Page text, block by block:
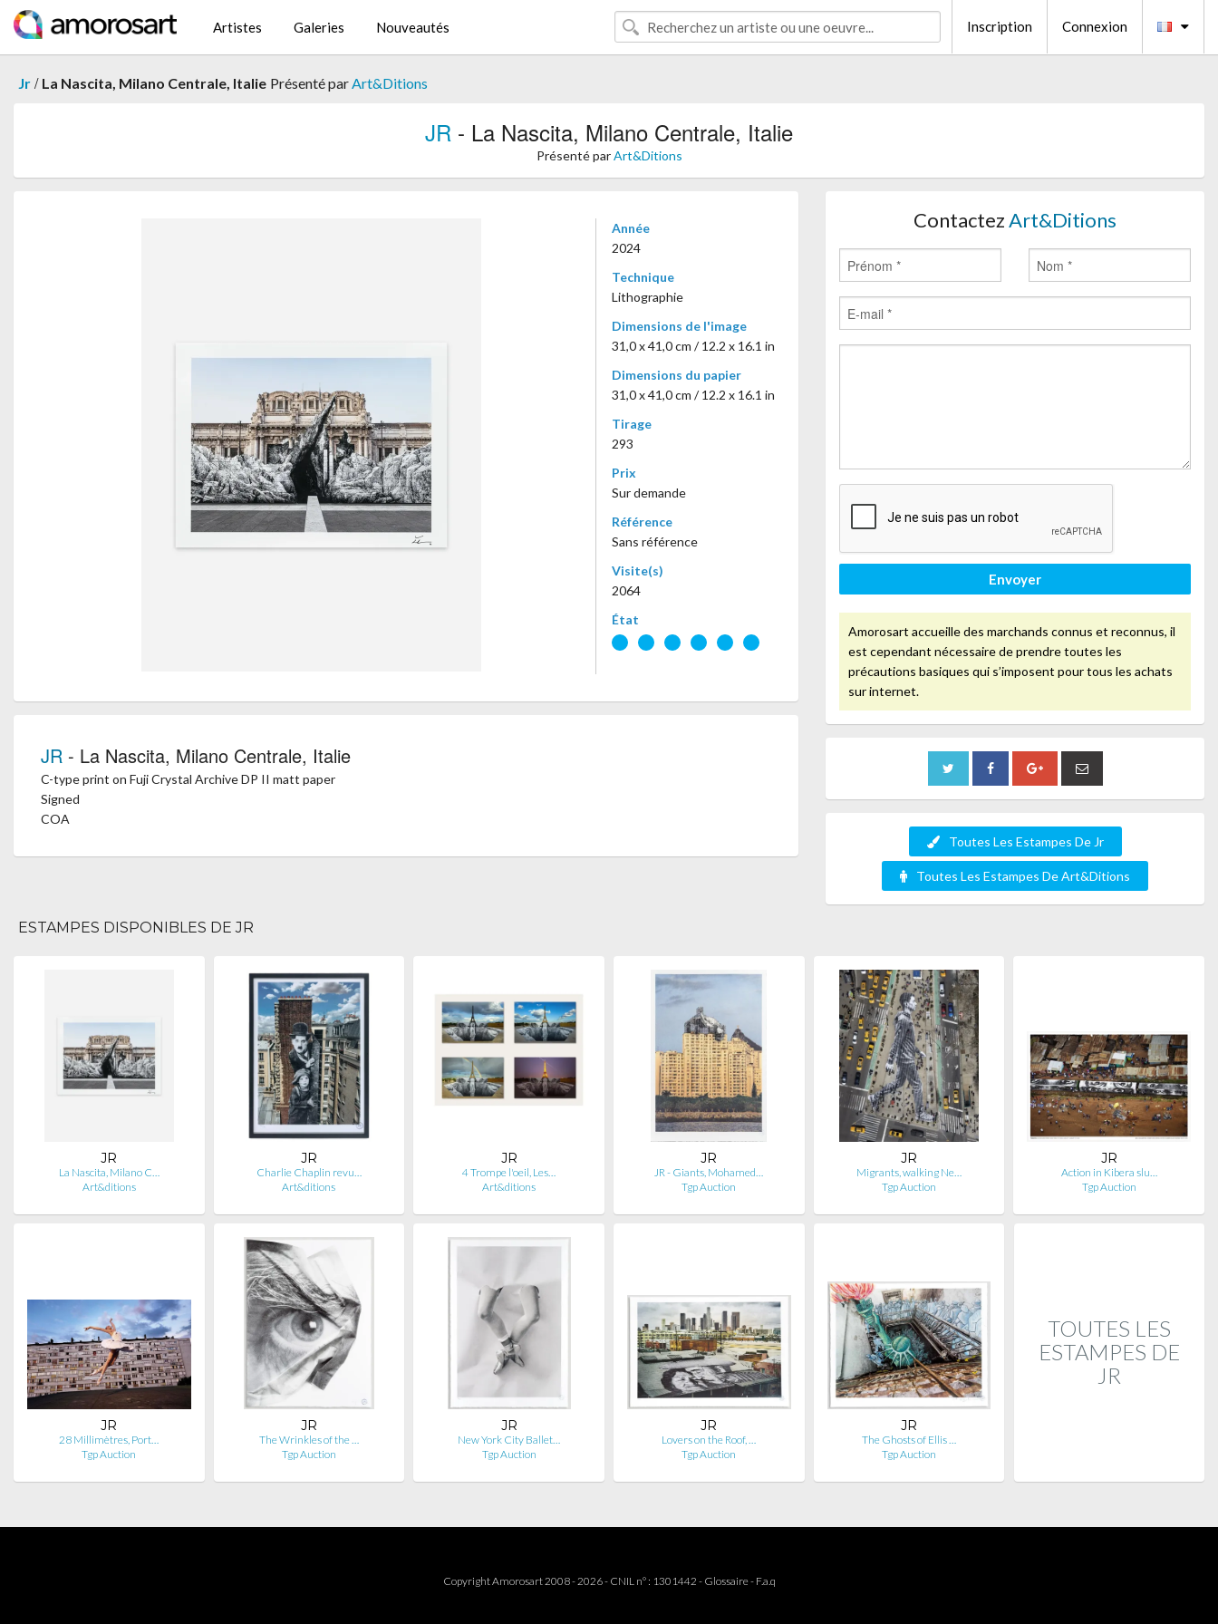
Artistes Galeries Nouveautés Inscription Connexion
Jr / La Nascita, Milano Centrale, Italie Présenté parArt&Ditions
JR - La Nascita, Milano Centrale, Italie
Présenté parArt&Ditions
Année
2024
Technique
Lithographie
Dimensions de l'image
31,0 x 41,0 cm / 12.2 x 16.1 in
Dimensions du papier
31,0 x 41,0 cm / 12.2 x 16.1 in
Tirage
293
Prix
Sur demande
Référence
Sans référence
Visite(s)
2064
État
JR - La Nascita, Milano Centrale, Italie
C-type print on Fuji Crystal Archive DP II matt paper
Signed
COA
ContactezArt&Ditions
Envoyer
Amorosart accueille des marchands connus et reconnus, il
est cependant nécessaire de prendre toutes les
précautions basiques qui s’imposent pour tous les achats
sur internet.
Toutes Les Estampes De Jr
Toutes Les Estampes De Art&Ditions
ESTAMPES DISPONIBLES DE JR
JR
La Nascita, Milano C…
Art&ditions
JR
Charlie Chaplin revu…
Art&ditions
JR
4 Trompe l'oeil, Les…
Art&ditions
JR
JR - Giants, Mohamed…
Tgp Auction
JR
Migrants, walking Ne…
Tgp Auction
JR
Action in Kibera slu…
Tgp Auction
JR
28 Millimètres, Port…
Tgp Auction
JR
The Wrinkles of the …
Tgp Auction
JR
New York City Ballet…
Tgp Auction
JR
Lovers on the Roof, …
Tgp Auction
JR
The Ghosts of Ellis …
Tgp Auction
TOUTES LES
ESTAMPES DE
JR
Copyright Amorosart 2008 - 2026 - CNIL n° : 1301442 - Glossaire- F.a.q